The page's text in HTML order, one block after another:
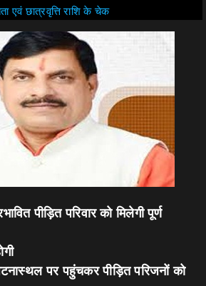
एवं छात्रवृत्ति राशि के चेक
पीड़ित परिवार को मिलेगी पूर्ण
पर पहुंचकर पीड़ित परिजनों को